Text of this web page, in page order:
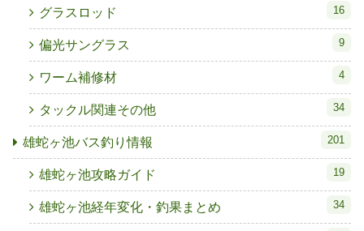
グラスロッド 16
偏光サングラス 9
ワーム補修材 4
タックル関連その他 34
雄蛇ヶ池バス釣り情報 201
雄蛇ヶ池攻略ガイド 19
雄蛇ヶ池経年変化・釣果まとめ 34